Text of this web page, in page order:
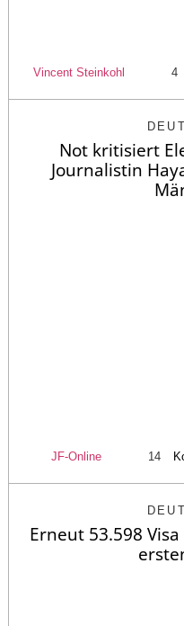
Vincent Steinkohl 4
Not kritisiert
Journalistin
JF-Online 14
Erneut 53.598